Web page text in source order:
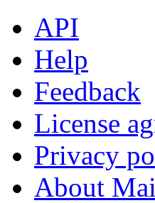
API
Help
Feedback
License
Privacy
About